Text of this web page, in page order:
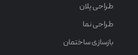
طراحی پلان
طراحی نما
بازسازی ساختمان